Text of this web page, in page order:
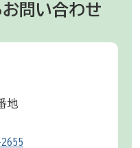
問い合わせ
地